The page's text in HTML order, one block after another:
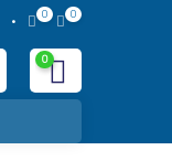
• 0 0
0